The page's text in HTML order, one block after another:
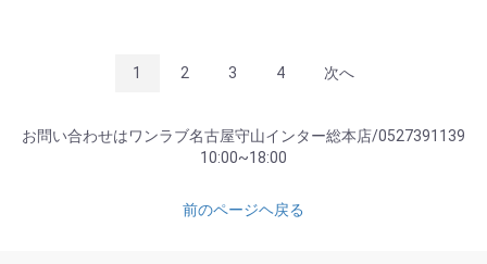
1 2 3 4 次へ
お問い合わせはワンラブ名古屋守山インター総本店/0527391139
10:00~18:00
前のページヘ戻る